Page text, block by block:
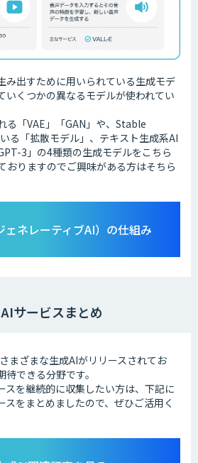
み出すために用いられている生成モデ
いくつかの異なるモデルが使われてい
る「VAE」「GAN」や、Stable
る「拡散モデル」、テキスト生成系AI
3」の4種類の生成モデルをこちら
おりますのでご興味がある方はそちら
ェネレーティブAI）の仕組み
サービスまとめ
まざまな生成AIがリリースされてお
できる分野です。
スを継続的に収集したい方は、下記に
スをまとめましたので、ぜひご活用く